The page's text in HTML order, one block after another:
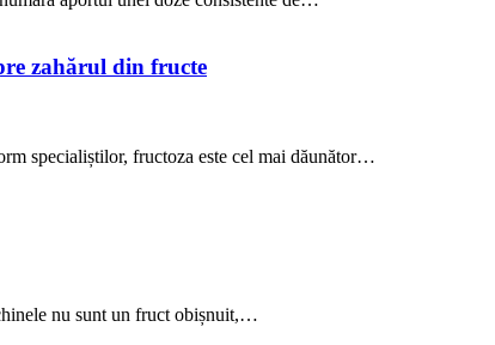
zahărul din fructe
specialiștilor, fructoza este cel mai dăunător…
nu sunt un fruct obișnuit,…